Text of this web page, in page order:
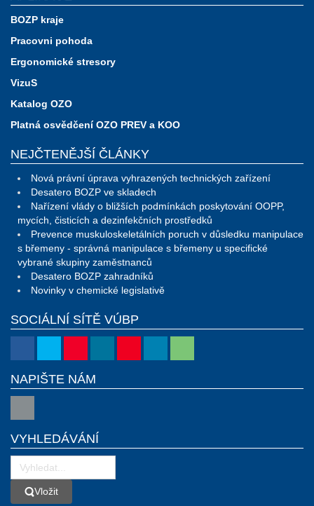
BOZP kraje
Pracovni pohoda
Ergonomické stresory
VizuS
Katalog OZO
Platná osvědčení OZO PREV a KOO
NEJČTENĚJŠÍ ČLÁNKY
Nová právní úprava vyhrazených technických zařízení
Desatero BOZP ve skladech
Nařízení vlády o bližších podmínkách poskytování OOPP,
mycích, čisticích a dezinfekčních prostředků
Prevence muskuloskeletálních poruch v důsledku manipulace
s břemeny - správná manipulace s břemeny u specifické
vybrané skupiny zaměstnanců
Desatero BOZP zahradníků
Novinky v chemické legislativě
SOCIÁLNÍ SÍTĚ VÚBP
NAPIŠTE NÁM
VYHLEDÁVÁNÍ
VložitVložit